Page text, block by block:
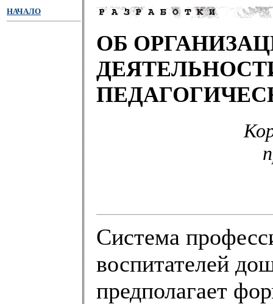
НАЧАЛО
ОБ
Система
воспитателей
предполагает